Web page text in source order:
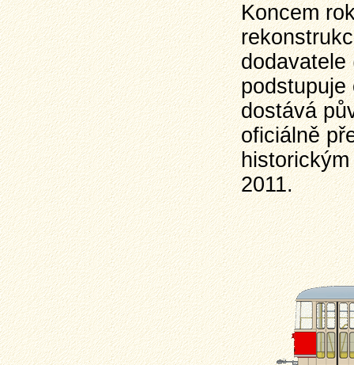
Koncem
dodavatele
podstupuje
dostává
oficiálně
2011.